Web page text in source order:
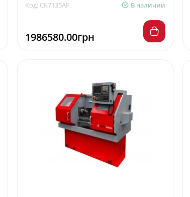
Код: CK7135AP В наличии
1986580.00грн